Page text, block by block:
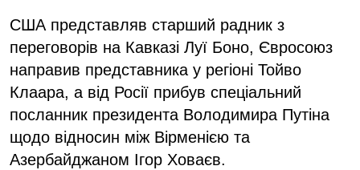
США представляв старший радник з
переговорів на Кавказі Луї Боно, Євросоюз
направив представника у регіоні Тойво
Клаара, а від Росії прибув спеціальний
посланник президента Володимира Путіна
щодо відносин між Вірменією та
Азербайджаном Ігор Ховаєв.